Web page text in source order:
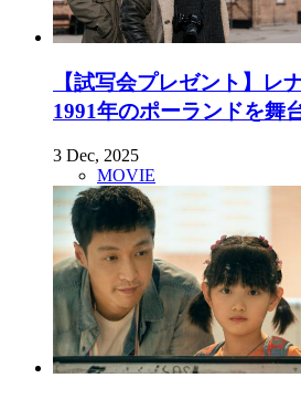
【試写会プレゼント】レ
1991年のポーランドを舞
3 Dec, 2025
MOVIE